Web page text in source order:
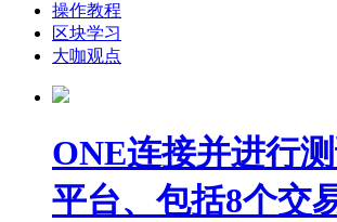
操作教程
区块学习
大咖观点
ONE连接并进行
平台、包括8个交